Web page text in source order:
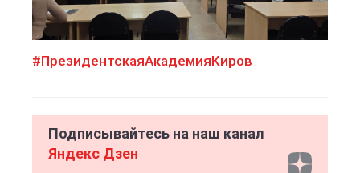
#ПрезидентскаяАкадемияКиров
Подписывайтесь на наш канал
Яндекс Дзен